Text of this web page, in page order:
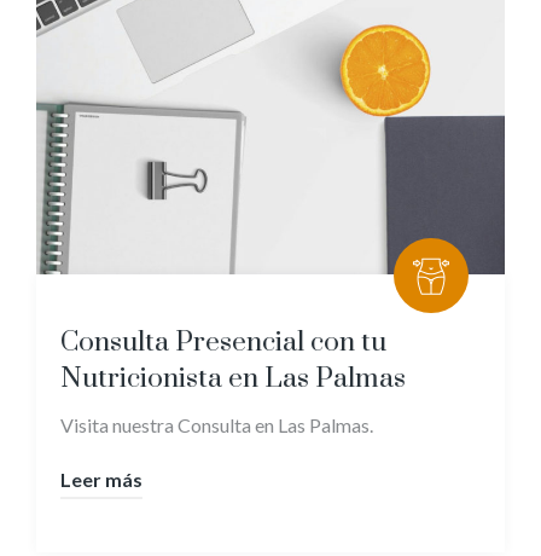
Consulta Presencial con tu
Nutricionista en Las Palmas
Visita nuestra Consulta en Las Palmas.
Leer más